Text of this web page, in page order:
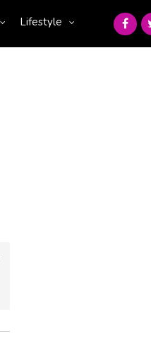
Lifestyle